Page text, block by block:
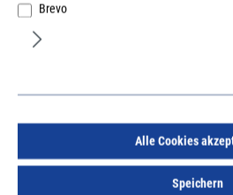
Stanley Black & Decker Deutschland GmbH
Dewalt XR Extreme
Lief.-ArtNr.:DT99555-QZ
DT99555-QZ
Brevo
Alle Cookies
Speichern